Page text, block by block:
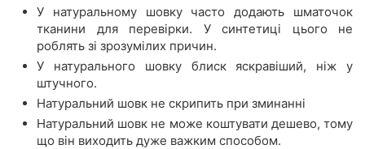
У натуральному шовку часто додають шматочок
тканини для перевірки. У синтетиці цього не
роблять зі зрозумілих причин.
У натурального шовку блиск яскравіший, ніж у
штучного.
Натуральний шовк не скрипить при зминанні
Натуральний шовк не може коштувати дешево, тому
що він виходить дуже важким способом.